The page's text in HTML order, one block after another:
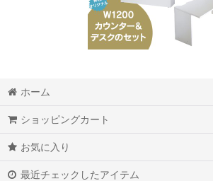
ホーム
ショッピングカート
お気に入り
最近チェックしたアイテム